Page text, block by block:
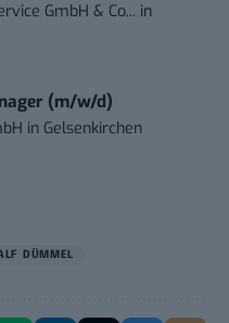
GmbH & Co... in
(m/w/d)
in Gelsenkirchen
DÜMMEL